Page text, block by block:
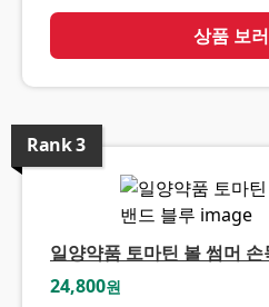
상품 보
Rank3
일양약품 토마틴 볼 썸머
24,800원